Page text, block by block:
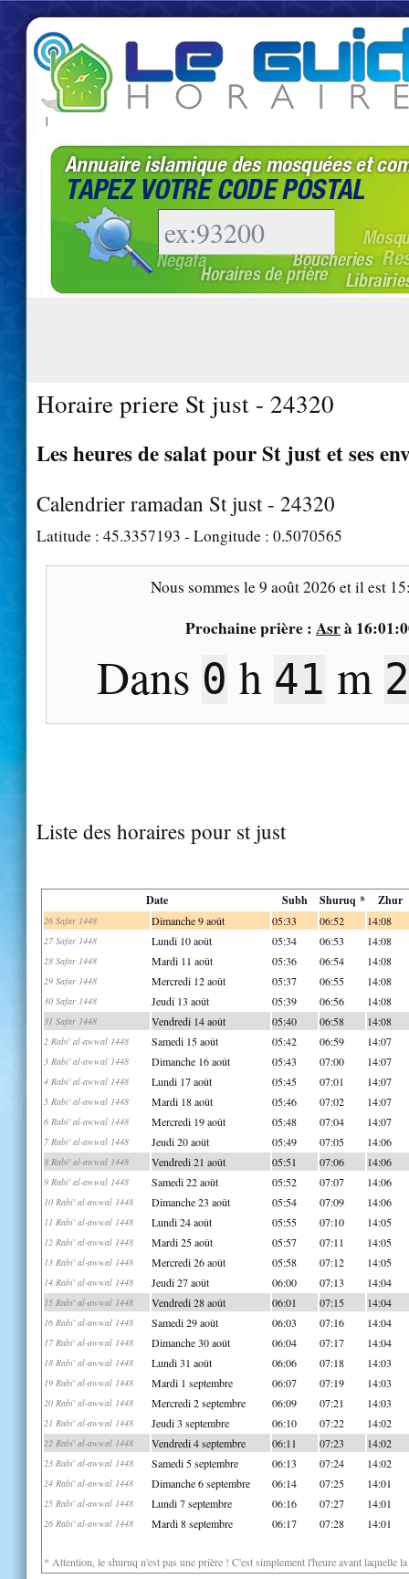
|
Horaire priere St just - 24320
Les heures de salat pour St just et ses
Calendrier ramadan St just - 24320
Latitude : 45.3357193 - Longitude : 0.5070565
Nous sommes le9 août 2026 et il est
Prochaine prière : Asrà
Dans 0 h 41 m
Liste des horaires pour st just
Date Subh Shuruq * Zhur
26 Safar 1448 Dimanche 9 août 05:33 06:52 14:08
27 Safar 1448 Lundi 10 août 05:34 06:53 14:08
28 Safar 1448 Mardi 11 août 05:36 06:54 14:08
29 Safar 1448 Mercredi 12 août 05:37 06:55 14:08
30 Safar 1448 Jeudi 13 août 05:39 06:56 14:08
31 Safar 1448 Vendredi 14 août 05:40 06:58 14:08
2 Rabi' al-awwal 1448 Samedi 15 août 05:42 06:59 14:07
3 Rabi' al-awwal 1448 Dimanche 16 août 05:43 07:00 14:07
4 Rabi' al-awwal 1448 Lundi 17 août 05:45 07:01 14:07
5 Rabi' al-awwal 1448 Mardi 18 août 05:46 07:02 14:07
6 Rabi' al-awwal 1448 Mercredi 19 août 05:48 07:04 14:07
7 Rabi' al-awwal 1448 Jeudi 20 août 05:49 07:05 14:06
8 Rabi' al-awwal 1448 Vendredi 21 août 05:51 07:06 14:06
9 Rabi' al-awwal 1448 Samedi 22 août 05:52 07:07 14:06
10 Rabi' al-awwal 1448 Dimanche 23 août 05:54 07:09 14:06
11 Rabi' al-awwal 1448 Lundi 24 août 05:55 07:10 14:05
12 Rabi' al-awwal 1448 Mardi 25 août 05:57 07:11 14:05
13 Rabi' al-awwal 1448 Mercredi 26 août 05:58 07:12 14:05
14 Rabi' al-awwal 1448 Jeudi 27 août 06:00 07:13 14:04
15 Rabi' al-awwal 1448 Vendredi 28 août 06:01 07:15 14:04
16 Rabi' al-awwal 1448 Samedi 29 août 06:03 07:16 14:04
17 Rabi' al-awwal 1448 Dimanche 30 août 06:04 07:17 14:04
18 Rabi' al-awwal 1448 Lundi 31 août 06:06 07:18 14:03
19 Rabi' al-awwal 1448 Mardi 1 septembre 06:07 07:19 14:03
20 Rabi' al-awwal 1448 Mercredi 2 septembre 06:09 07:21 14:03
21 Rabi' al-awwal 1448 Jeudi 3 septembre 06:10 07:22 14:02
22 Rabi' al-awwal 1448 Vendredi 4 septembre 06:11 07:23 14:02
23 Rabi' al-awwal 1448 Samedi 5 septembre 06:13 07:24 14:02
24 Rabi' al-awwal 1448 Dimanche 6 septembre 06:14 07:25 14:01
25 Rabi' al-awwal 1448 Lundi 7 septembre 06:16 07:27 14:01
26 Rabi' al-awwal 1448 Mardi 8 septembre 06:17 07:28 14:01
* Attention, le shuruq n'est pas une prière ! C'est simplement l'heure avant laquelle